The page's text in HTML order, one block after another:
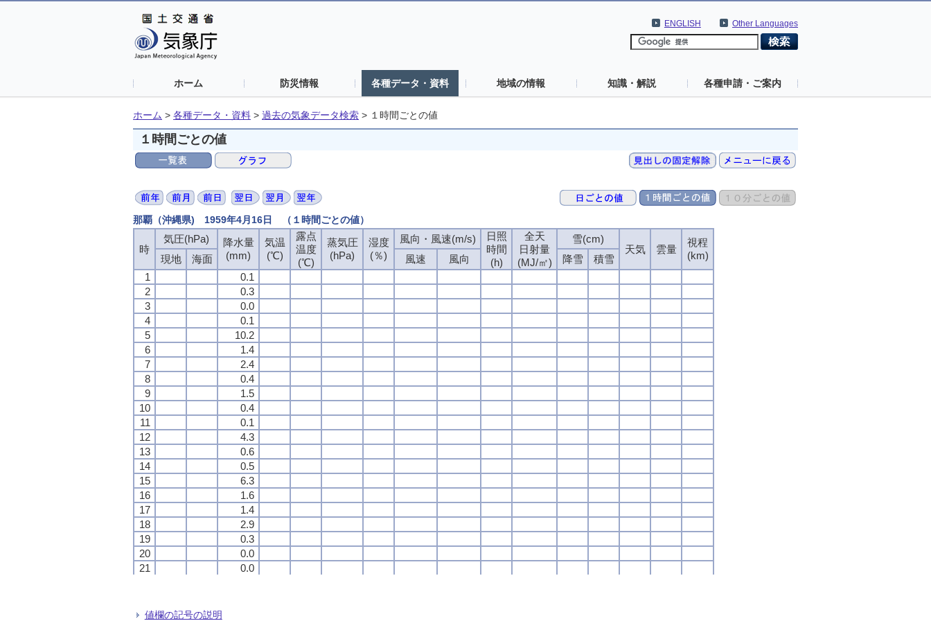
Other Languages
ENGLISH
ホーム 防災情報 各種データ・資料 地域の情報 知識・解説 各種申請・ご案内
ホーム > 各種データ・資料 > 過去の気象データ検索 > １時間ごとの値
１時間ごとの値
那覇（沖縄県) 1959年4月16日 （１時間ごとの値）
時
気圧(hPa)
降水量
(mm)
気温
(℃)
露点
温度
(℃)
蒸気圧
(hPa)
湿度
(％)
風向・風速(m/s)
日照
時間
(h)
全天
日射量
(MJ/㎡)
雪(cm)
天気
雲量
視程
(km)
現地 海面 風速 風向 降雪
積雪
1
0.1
2
0.3
3
0.0
4
0.1
5
10.2
6
1.4
7
2.4
8
0.4
9
1.5
10
0.4
11
0.1
12
4.3
13
0.6
14
0.5
15
6.3
16
1.6
17
1.4
18
2.9
19
0.3
20
0.0
21
0.0
24
時
気圧(hPa)
降水量
(mm)
気温
(℃)
露点
温度
(℃)
蒸気圧
(hPa)
湿度
(％)
風向・風速(m/s)
日照
時間
(h)
全天
日射量
(MJ/㎡)
雪(cm)
天気
雲量
視程
(km)
現地 海面 風速 風向 降雪
積雪
1
0.1
2
0.3
3
0.0
4
0.1
5
10.2
6
1.4
7
2.4
8
0.4
9
1.5
10
0.4
11
0.1
12
4.3
13
0.6
14
0.5
15
6.3
16
1.6
17
1.4
18
2.9
19
0.3
20
0.0
21
0.0
24
時
気圧(hPa)
降水量
(mm)
気温
(℃)
露点
温度
(℃)
蒸気圧
(hPa)
湿度
(％)
風向・風速(m/s)
日照
時間
(h)
全天
日射量
(MJ/㎡)
雪(cm)
天気
雲量
視程
(km)
現地 海面 風速 風向 降雪
積雪
1
0.1
2
0.3
3
0.0
4
0.1
5
10.2
6
1.4
7
2.4
8
0.4
9
1.5
10
0.4
11
0.1
12
4.3
13
0.6
14
0.5
15
6.3
16
1.6
17
1.4
18
2.9
19
0.3
20
0.0
21
0.0
24
時
気圧(hPa)
降水量
(mm)
気温
(℃)
露点
温度
(℃)
蒸気圧
(hPa)
湿度
(％)
風向・風速(m/s)
日照
時間
(h)
全天
日射量
(MJ/㎡)
雪(cm)
天気
雲量
視程
(km)
現地 海面 風速 風向 降雪
積雪
1
0.1
2
0.3
3
0.0
4
0.1
5
10.2
6
1.4
7
2.4
8
0.4
9
1.5
10
0.4
11
0.1
12
4.3
13
0.6
14
0.5
15
6.3
16
1.6
17
1.4
18
2.9
19
0.3
20
0.0
21
0.0
24
値欄の記号の説明